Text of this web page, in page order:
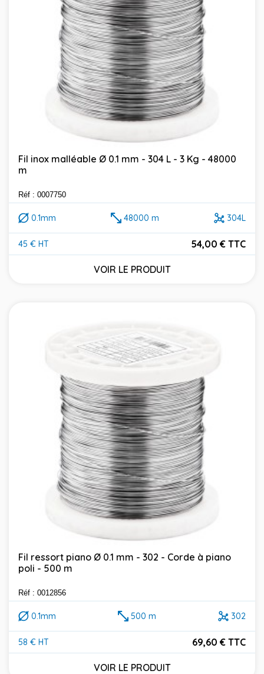
Fil inox malléable Ø 0.1 mm - 304 L - 3 Kg - 48000
m
Réf : 0007750
0.1mm 48000 m 304L
45 € HT
Prix
54,00 € TTC
VOIR LE PRODUIT
Fil ressort piano Ø 0.1 mm - 302 - Corde à piano
poli - 500 m
Réf : 0012856
0.1mm 500 m 302
58 € HT
Prix
69,60 € TTC
VOIR LE PRODUIT